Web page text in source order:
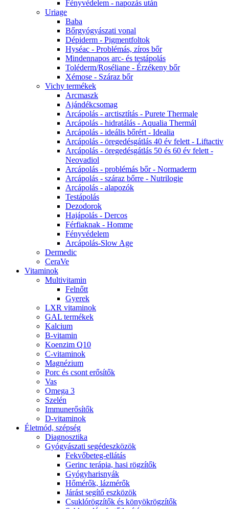
Fényvédelem - napozás után
Uriage
Baba
Bőrgyógyászati vonal
Dépiderm - Pigmentfoltok
Hyséac - Problémás, zíros bőr
Mindennapos arc- és testápolás
Toléderm/Roséliane - Érzékeny bőr
Xémose - Száraz bőr
Vichy termékek
Arcmaszk
Ajándékcsomag
Arcápolás - arctisztítás - Purete Thermale
Arcápolás - hidratálás - Aqualia Thermál
Arcápolás - ideális bőrért - Idealia
Arcápolás - öregedésgátlás 40 év felett - Liftactiv
Arcápolás - öregedésgátlás 50 és 60 év felett -
Neovadiol
Arcápolás - problémás bőr - Normaderm
Arcápolás - száraz bőrre - Nutrilogie
Arcápolás - alapozók
Testápolás
Dezodorok
Hajápolás - Dercos
Férfiaknak - Homme
Fényvédelem
Arcápolás-Slow Age
Dermedic
CeraVe
Vitaminok
Multivitamin
Felnőtt
Gyerek
LXR vitaminok
GAL termékek
Kalcium
B-vitamin
Koenzim Q10
C-vitaminok
Magnézium
Porc és csont erősítők
Vas
Omega 3
Szelén
Immunerősítők
D-vitaminok
Életmód, szépség
Diagnosztika
Gyógyászati segédeszközök
Fekvőbeteg-ellátás
Gerinc terápia, hasi rögzítők
Gyógyharisnyák
Hőmérők, lázmérők
Járást segítő eszközök
Csuklórögzítők és könyökrögzítők